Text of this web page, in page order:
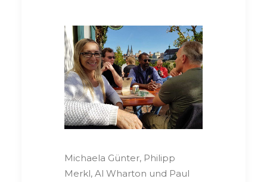
Michaela Günter, Philipp
Merkl, Al Wharton und Paul